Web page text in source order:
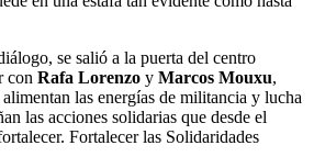
se salió a la puerta del centro
con Rafa Lorenzo y Marcos Mouxu,
las energías de militancia y lucha
las acciones solidarias que desde el
Fortalecer las Solidaridades